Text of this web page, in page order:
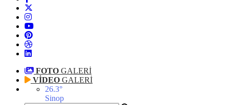
FOTO GALERİ
VİDEO GALERİ
26.3°
Sinop